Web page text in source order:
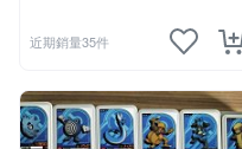
近期銷量35件